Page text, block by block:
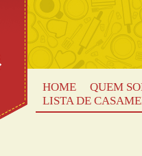
HOME
QUEM
LISTA DE